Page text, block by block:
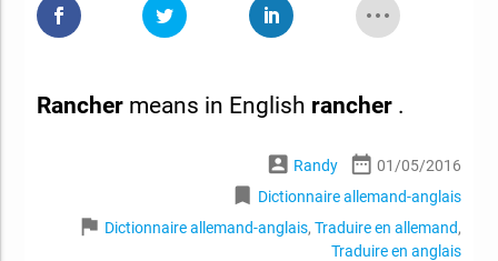
Rancher means in English rancher .
account_box Randy date_range 01/05/2016
bookmark Dictionnaire allemand-anglais
flag Dictionnaire allemand-anglais,Traduire en allemand,
Traduire en anglais